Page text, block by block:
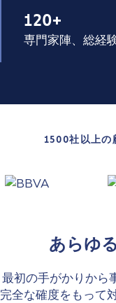
120+
専門家陣、総経
1500社以上の
あらゆ
最初の手がかりから
完全な確度をもって